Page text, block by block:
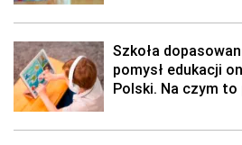
Szkoła
pomysł edukacji
Polski. Na czym to